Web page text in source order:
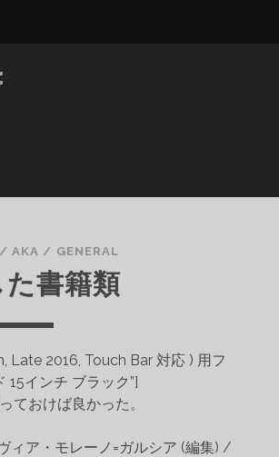
/AKA / GENERAL
書籍類
Late 2016, Touch Bar 対応 ) 用フ
15インチ ブラック”]
ておけば良かった。
ィア・モレーノ=ガルシア (編集) /